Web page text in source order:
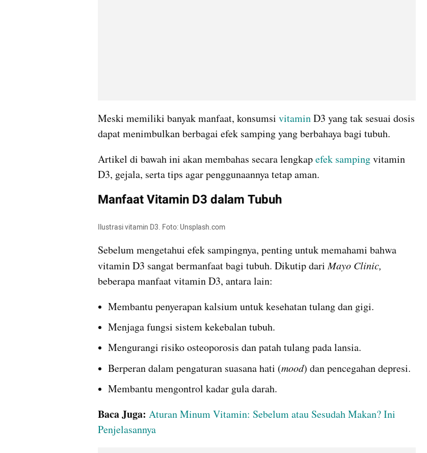
Meski memiliki banyak manfaat, konsumsi vitamin D3 yang tak sesuai dosis
dapat menimbulkan berbagai efek samping yang berbahaya bagi tubuh.
Artikel di bawah ini akan membahas secara lengkap efek samping vitamin
D3, gejala, serta tips agar penggunaannya tetap aman.
Manfaat Vitamin D3 dalam Tubuh
Ilustrasi vitamin D3. Foto: Unsplash.com
Sebelum mengetahui efek sampingnya, penting untuk memahami bahwa
vitamin D3 sangat bermanfaat bagi tubuh. Dikutip dari
beberapa manfaat vitamin D3, antara lain:
Membantu penyerapan kalsium untuk kesehatan tulang dan gigi.
Menjaga fungsi sistem kekebalan tubuh.
Mengurangi risiko osteoporosis dan patah tulang pada lansia.
Berperan dalam pengaturan suasana hati (mood) dan pencegahan depresi.
Membantu mengontrol kadar gula darah.
Baca Juga: Aturan Minum Vitamin: Sebelum atau Sesudah Makan? Ini
Penjelasannya